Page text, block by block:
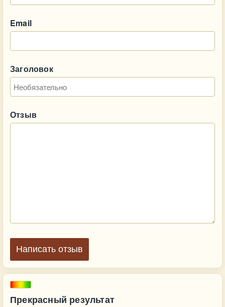
Прекрасный результат
Email
Заголовок
Отзыв
Написать отзыв